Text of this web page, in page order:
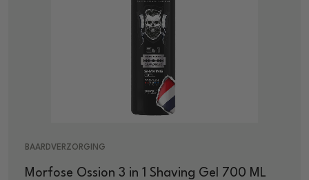
BAARDVERZORGING
Morfose Ossion 3 in 1 Shaving Gel 700 ML